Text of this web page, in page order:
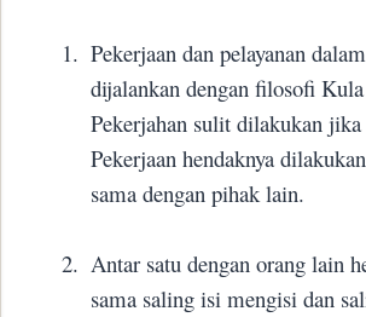
1. Pekerjaan dan pelayanan
dijalankan dengan filosofi
Pekerjahan sulit dilakukan jika
Pekerjaan hendaknya
sama dengan pihak lain.
2. Antar satu dengan orang lain
sama saling isi mengisi dan